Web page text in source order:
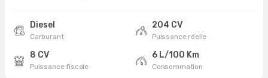
Diesel
Carburant
204 CV
Puissance réelle
8 CV
Puissance fiscale
6 L/100 Km
Consommation